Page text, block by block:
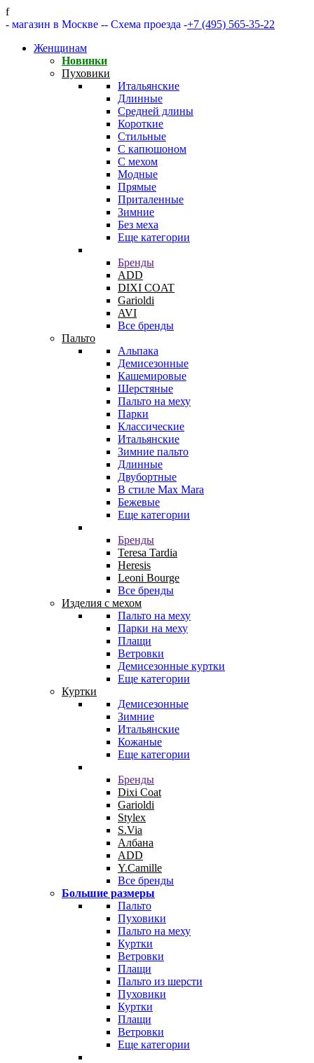
f
- магазин в Москве -- Схема проезда -+7 (495) 565-35-22
Женщинам
Новинки
Пуховики
Итальянские
Длинные
Средней длины
Короткие
Стильные
С капюшоном
С мехом
Модные
Прямые
Приталенные
Зимние
Без меха
Еще категории
Бренды
ADD
DIXI COAT
Garioldi
AVI
Все бренды
Пальто
Альпака
Демисезонные
Кашемировые
Шерстяные
Пальто на меху
Парки
Классические
Итальянские
Зимние пальто
Длинные
Двубортные
В стиле Max Mara
Бежевые
Еще категории
Бренды
Teresa Tardia
Heresis
Leoni Bourge
Все бренды
Изделия с мехом
Пальто на меху
Парки на меху
Плащи
Ветровки
Демисезонные куртки
Еще категории
Куртки
Демисезонные
Зимние
Итальянские
Кожаные
Еще категории
Бренды
Dixi Coat
Garioldi
Stylex
S.Via
Албана
ADD
Y.Camille
Все бренды
Большие размеры
Пальто
Пуховики
Пальто на меху
Куртки
Ветровки
Плащи
Пальто из шерсти
Пуховики
Куртки
Плащи
Ветровки
Еще категории